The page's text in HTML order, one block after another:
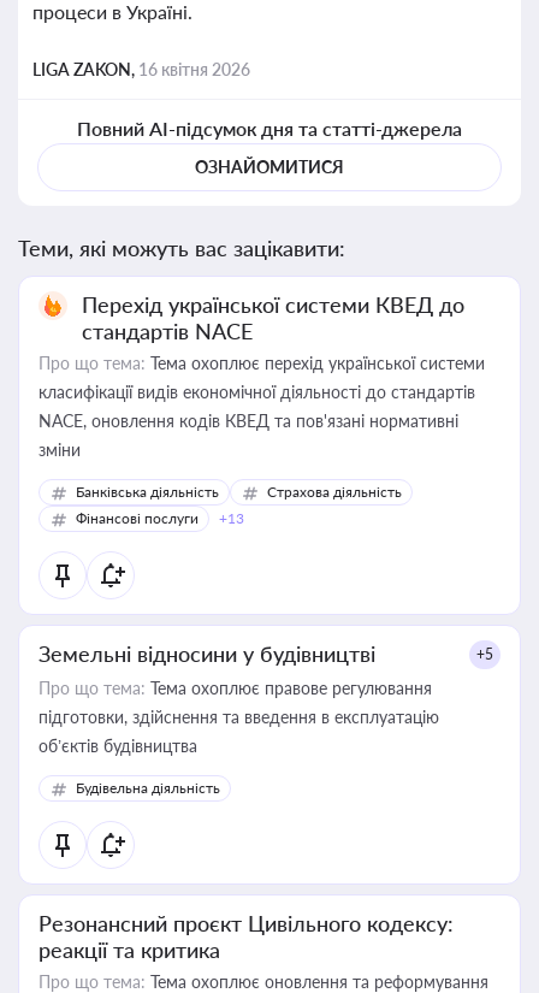
процеси в Україні.
LIGA ZAKON, 16 квітня 2026
Повний AI-підсумок дня та статті-джерела
ОЗНАЙОМИТИСЯ
Теми, які можуть вас зацікавити:
Перехід української системи КВЕД до
стандартів NACE
Про що тема: Тема охоплює перехід української системи
класифікації видів економічної діяльності до стандартів
NACE, оновлення кодів КВЕД та пов'язані нормативні
зміни
Банківська діяльність
Страхова діяльність
Фінансові послуги
+13
Земельні відносини у будівництві +5
Про що тема: Тема охоплює правове регулювання
підготовки, здійснення та введення в експлуатацію
об’єктів будівництва
Будівельна діяльність
Резонансний проєкт Цивільного кодексу:
реакції та критика
Про що тема: Тема охоплює оновлення та реформування